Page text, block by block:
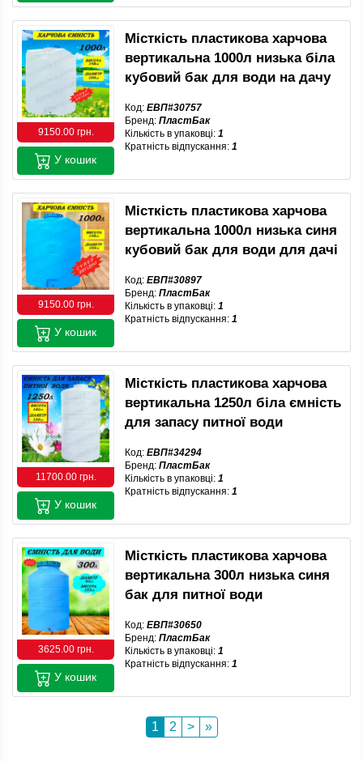
9150.00 грн.
Місткість пластикова харчова
вертикальна 1000л низька біла
кубовий бак для води на дачу
Код: ЕВП#30757
Бренд: ПластБак
Кількість в упаковці: 1
Кратність відпускання: 1
У кошик
9150.00 грн.
Місткість пластикова харчова
вертикальна 1000л низька синя
кубовий бак для води для дачі
Код: ЕВП#30897
Бренд: ПластБак
Кількість в упаковці: 1
Кратність відпускання: 1
У кошик
11700.00 грн.
Місткість пластикова харчова
вертикальна 1250л біла ємність
для запасу питної води
Код: ЕВП#34294
Бренд: ПластБак
Кількість в упаковці: 1
Кратність відпускання: 1
У кошик
3625.00 грн.
Місткість пластикова харчова
вертикальна 300л низька синя
бак для питної води
Код: ЕВП#30650
Бренд: ПластБак
Кількість в упаковці: 1
Кратність відпускання: 1
У кошик
1 2 > »